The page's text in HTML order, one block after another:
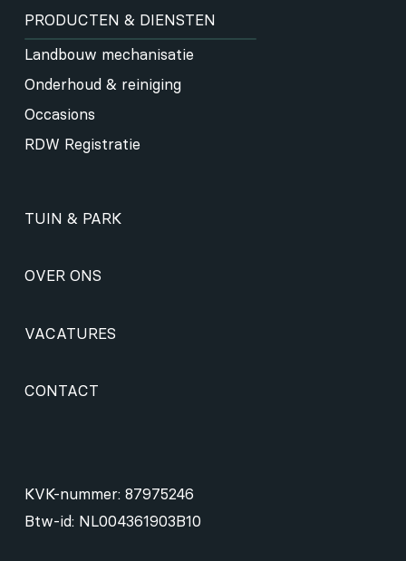
PRODUCTEN & DIENSTEN
Landbouw mechanisatie
Onderhoud & reiniging
Occasions
RDW Registratie
TUIN & PARK
OVER ONS
VACATURES
CONTACT
KVK-nummer: 87975246
Btw-id: NL004361903B10